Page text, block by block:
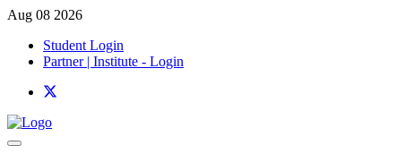
Aug 08 2026
Student Login
Partner | Institute - Login